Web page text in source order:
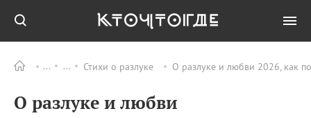
Стихи о разлуке О разлуке и любви 2026, как
О разлуке и любви
ПРАЗДНИКИ Все
08.08